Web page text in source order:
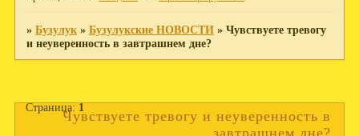
» Бузулук » Бузулукские НОВОСТИ » Чувствуете тревогу
и неуверенность в завтрашнем дне?
Чувствуете тревогу и неуверенность в
завтрашнем дне?
Страница:1